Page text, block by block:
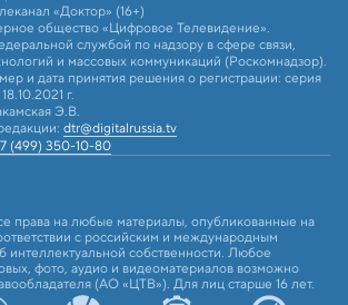
«Доктор» (16+)
общество «Цифровое Телевидение».
службой по надзору в сфере связи,
и массовых коммуникаций (Роскомнадзор).
и дата принятия решения о регистрации: серия
г.
Э.В.
dtr@digitalrussia.tv
(499) 350-10-80
права на любые материалы, опубликованные на
с российским и международным
интеллектуальной собственности. Любое
фото, аудио и видеоматериалов возможно
(АО «ЦТВ»). Для лиц старше 16 лет.